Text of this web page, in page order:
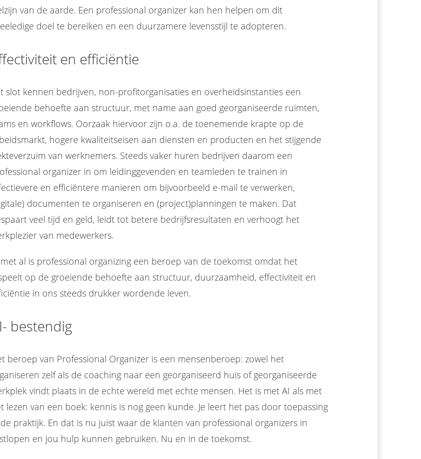
van de aarde. Een professional organizer kan hen helpen om dit
doel te bereiken en een duurzamere levensstijl te adopteren.
en efficiëntie
slot kennen bedrijven, non-profitorganisaties en overheidsinstanties een
behoefte aan structuur, met name aan goed georganiseerde ruimten,
en workflows. Oorzaak hiervoor zijn o.a. de toenemende krapte op de
hogere kwaliteitseisen aan diensten en producten en het stijgende
van werknemers. Steeds vaker huren bedrijven daarom een
organizer in om leidinggevenden en teamleden te trainen in
en efficiëntere manieren om bijvoorbeeld e-mail te verwerken,
documenten te organiseren en (project)planningen te maken. Dat
veel tijd en geld, leidt tot betere bedrijfsresultaten en verhoogt het
van medewerkers.
al is professional organizing een beroep van de toekomst omdat het
op de groeiende behoefte aan structuur, duurzaamheid, effectiviteit en
in ons steeds drukker wordende leven.
bestendig
beroep van Professional Organizer is een mensenberoep: zowel het
zelf als de coaching naar een georganiseerd huis of georganiseerde
vindt plaats in de echte wereld met echte mensen. Het is met AI als met
lezen van een boek: kennis is nog geen kunde. Je leert het pas door toepassing
praktijk. En dat is nu juist waar de klanten van professional organizers in
en jou hulp kunnen gebruiken. Nu en in de toekomst.